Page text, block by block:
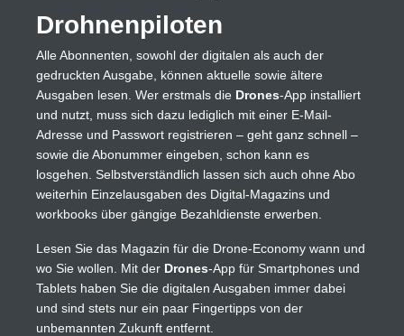
Drohnenpiloten
Alle Abonnenten, sowohl der digitalen als auch der
gedruckten Ausgabe, können aktuelle sowie ältere
Ausgaben lesen. Wer erstmals die Drones-App installiert
und nutzt, muss sich dazu lediglich mit einer E-Mail-
Adresse und Passwort registrieren – geht ganz schnell –
sowie die Abonummer eingeben, schon kann es
losgehen. Selbstverständlich lassen sich auch ohne Abo
weiterhin Einzelausgaben des Digital-Magazins und
workbooks über gängige Bezahldienste erwerben.
Lesen Sie das Magazin für die Drone-Economy wann und
wo Sie wollen. Mit der Drones-App für Smartphones und
Tablets haben Sie die digitalen Ausgaben immer dabei
und sind stets nur ein paar Fingertipps von der
unbemannten Zukunft entfernt.